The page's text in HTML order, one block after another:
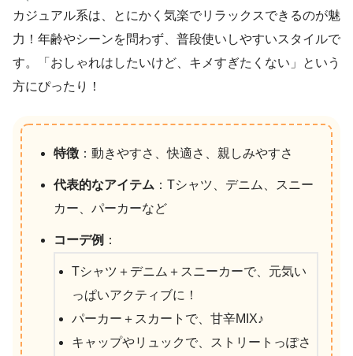
カジュアル系は、とにかく気楽でリラックスできるのが魅
力！年齢やシーンを問わず、普段使いしやすいスタイルで
す。「おしゃれはしたいけど、キメすぎたくない」という
方にぴったり！
特徴 ：動きやすさ、快適さ、親しみやすさ
代表的なアイテム ：Tシャツ、デニム、スニー
カー、パーカーなど
コーデ例 ：
Tシャツ＋デニム＋スニーカーで、元気い
っぱいアクティブに！
パーカー＋スカートで、甘辛MIX♪
キャップやリュックで、ストリートっぽさ